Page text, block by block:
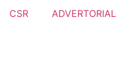
CSR ADVERTORIAL